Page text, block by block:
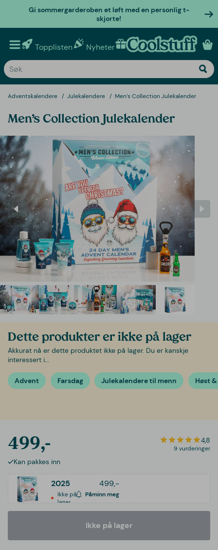
Gi sommergarderoben et løft med en personlig t-
skjorte!
Topplisten Nyheter Personlige gaver
Adventskalendere Julekalendere Men’s Collection Julekalender
Men’s Collection Julekalender
Dette produkter er ikke på lager
Akkurat nå er dette produktet ikke på lager. Du er kanskje
interessert i...
Advent Farsdag Julekalendere til menn Høst
499,- 4,8
9 vurderinger
Kan pakkes inn
2025 499,-
Ikke på
lager
Påminn meg
Ikke på lager